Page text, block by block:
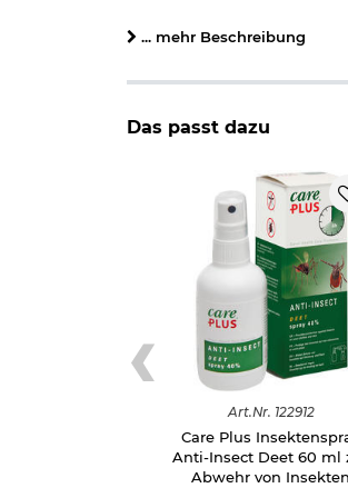
DEET-frei
Basis auf Zitronen-
Maße: ca. 4,4 x 4,4 x 13
Marke: Care Plus
Biozidprodukte vorsichtig
Hochentzündlich.
Herstellerinformationen
... mehr Beschreibung
Das passt dazu
Art.Nr. 122912
Care Plus
Anti-Insect Deet 60 ml
Abwehr von Insekten